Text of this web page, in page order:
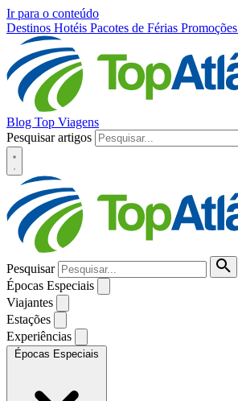
Ir para o conteúdo
Destinos Hotéis Pacotes de Férias Promoções
Blog Top Viagens
Pesquisar artigos
Pesquisar
Épocas Especiais
Viajantes
Estações
Experiências
Épocas Especiais